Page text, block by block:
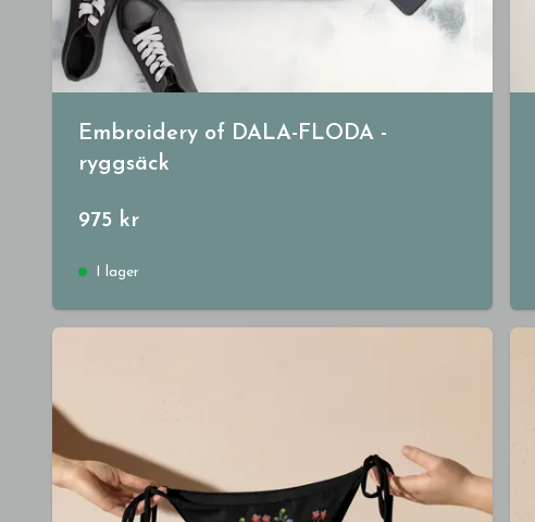
Embroidery of DALA-FLODA -
ryggsäck
975 kr
I lager